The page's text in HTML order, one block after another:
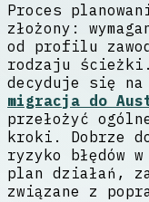
Proces
złożony:
od profilu
rodzaju
decyduje się
migracja do
przełożyć
kroki. Dobrze
ryzyko błędów
plan działań,
związane z